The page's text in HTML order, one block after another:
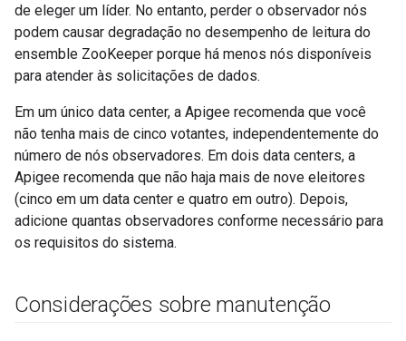
de eleger um líder. No entanto, perder o observador nós
podem causar degradação no desempenho de leitura do
ensemble ZooKeeper porque há menos nós disponíveis
para atender às solicitações de dados.
Em um único data center, a Apigee recomenda que você
não tenha mais de cinco votantes, independentemente do
número de nós observadores. Em dois data centers, a
Apigee recomenda que não haja mais de nove eleitores
(cinco em um data center e quatro em outro). Depois,
adicione quantas observadores conforme necessário para
os requisitos do sistema.
Considerações sobre manutenção